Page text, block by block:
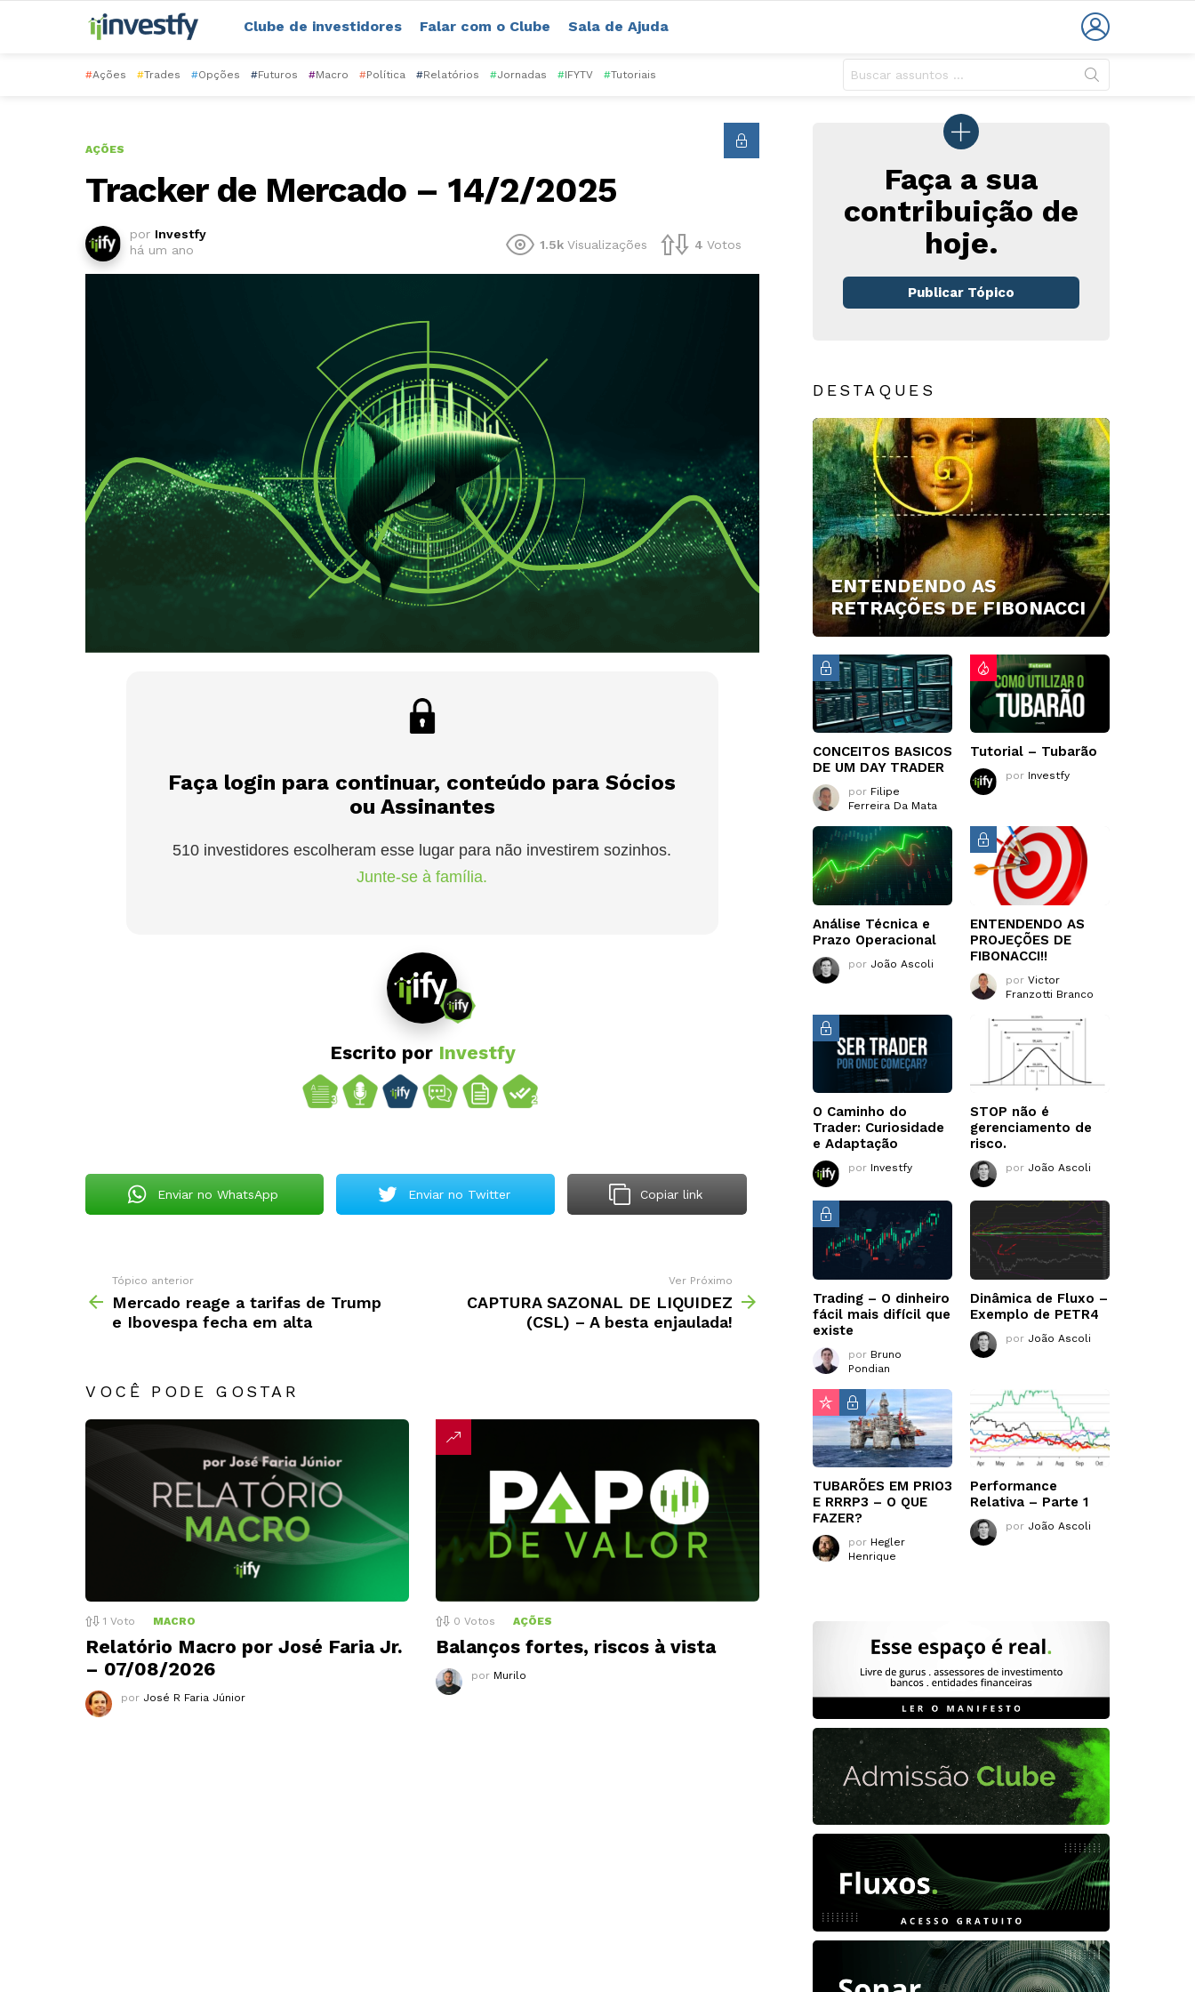
Clube de investidores Falar com o Clube Sala de Ajuda
#Ações #Trades #Opções #Futuros #Macro #Política #Relatórios #Jornadas #IFYTV #Tutoriais
AÇÕES
Tracker de Mercado – 14/2/2025
por Investfy
há um ano
1.5k Visualizações 4 Votos
Faça login para continuar, conteúdo para Sócios
ou Assinantes
510 investidores escolheram esse lugar para não investirem sozinhos.
Junte-se à família.
Escrito por Investfy
Enviar no WhatsApp Enviar no Twitter Copiar link
Tópico anterior
Mercado reage a tarifas de Trump
e Ibovespa fecha em alta
Ver Próximo
CAPTURA SAZONAL DE LIQUIDEZ
(CSL) – A besta enjaulada!
VOCÊ PODE GOSTAR
1 Voto MACRO
Relatório Macro por José Faria Jr.
– 07/08/2026
por José R Faria Júnior
0 Votos AÇÕES
Balanços fortes, riscos à vista
por Murilo
Faça a sua
contribuição de
hoje.
Publicar Tópico
DESTAQUES
ENTENDENDO AS
RETRAÇÕES DE FIBONACCI
CONCEITOS BASICOS
DE UM DAY TRADER
por Filipe
Ferreira Da Mata
Tutorial – Tubarão
por Investfy
Análise Técnica e
Prazo Operacional
por João Ascoli
ENTENDENDO AS
PROJEÇÕES DE
FIBONACCI!!
por Victor
Franzotti Branco
O Caminho do
Trader: Curiosidade
e Adaptação
por Investfy
STOP não é
gerenciamento de
risco.
por João Ascoli
Trading – O dinheiro
fácil mais difícil que
existe
por Bruno
Pondian
Dinâmica de Fluxo –
Exemplo de PETR4
por João Ascoli
TUBARÕES EM PRIO3
E RRRP3 – O QUE
FAZER?
por Hegler
Henrique
Performance
Relativa – Parte 1
por João Ascoli